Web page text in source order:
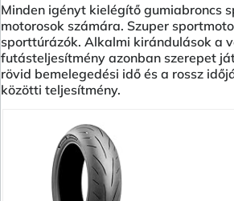
Minden igényt kielégítő gumiabroncs
motorosok számára. Szuper
sporttúrázók. Alkalmi kirándulások a
futásteljesítmény azonban szerepet
rövid bemelegedési idő és a rossz
közötti teljesítmény.